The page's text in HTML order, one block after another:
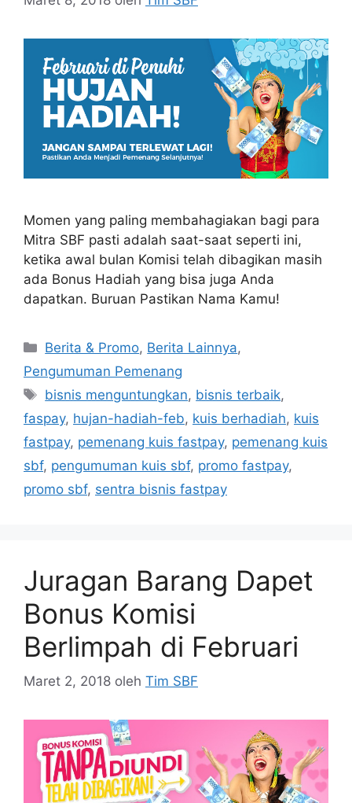
Momen yang paling membahagiakan bagi para
Mitra SBF pasti adalah saat-saat seperti ini,
ketika awal bulan Komisi telah dibagikan masih
ada Bonus Hadiah yang bisa juga Anda
dapatkan. Buruan Pastikan Nama Kamu!
Berita & Promo, Berita Lainnya,
Pengumuman Pemenang
bisnis menguntungkan, bisnis terbaik,
faspay, hujan-hadiah-feb, kuis berhadiah, kuis
fastpay, pemenang kuis fastpay, pemenang kuis
sbf, pengumuman kuis sbf, promo fastpay,
promo sbf, sentra bisnis fastpay
Juragan Barang Dapet
Bonus Komisi
Berlimpah di Februari
Maret 2, 2018 oleh Tim SBF